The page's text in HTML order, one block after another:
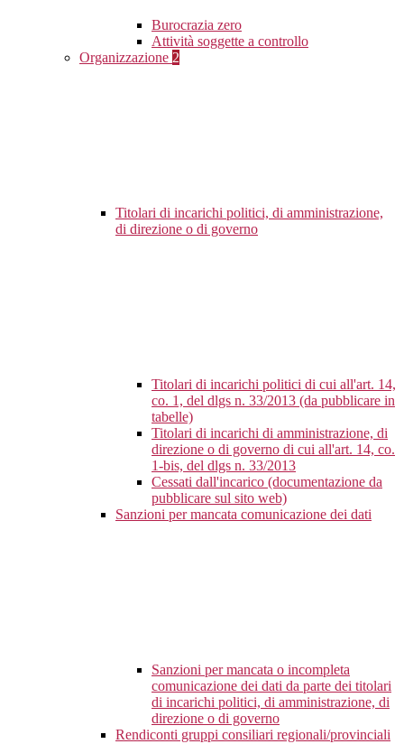
Burocrazia zero
Attività soggette a controllo
Organizzazione 2
Titolari di incarichi politici, di amministrazione,
di direzione o di governo
Titolari di incarichi politici di cui all'art. 14,
co. 1, del dlgs n. 33/2013 (da pubblicare in
tabelle)
Titolari di incarichi di amministrazione, di
direzione o di governo di cui all'art. 14, co.
1-bis, del dlgs n. 33/2013
Cessati dall'incarico (documentazione da
pubblicare sul sito web)
Sanzioni per mancata comunicazione dei dati
Sanzioni per mancata o incompleta
comunicazione dei dati da parte dei titolari
di incarichi politici, di amministrazione, di
direzione o di governo
Rendiconti gruppi consiliari regionali/provinciali